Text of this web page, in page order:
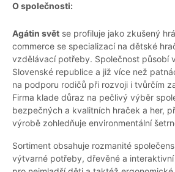
O společnosti:
Agátin svět se profiluje jako zkušený
commerce se specializací na dětské
vzdělávací potřeby. Společnost působí
Slovenské republice a již více než
na podporu rodičů při rozvoji i tvůrčím
Firma klade důraz na pečlivý výběr
bezpečných a kvalitních hraček a her,
výrobě zohledňuje environmentální
Sortiment obsahuje rozmanité
výtvarné potřeby, dřevěné a